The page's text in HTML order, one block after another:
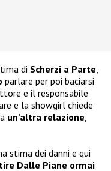
di Scherzi a Parte,
parlare per poi baciarsi
e il responsabile
e la showgirl chiede
un’altra relazione,
stima dei danni e qui
Dalle Piane ormai